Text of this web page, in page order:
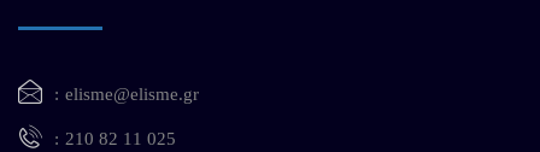
elisme@elisme.gr
210 82 11 025